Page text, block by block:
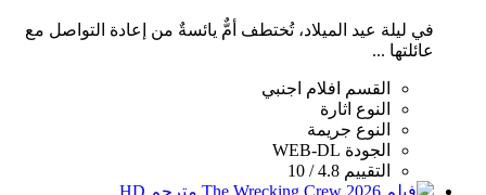
في ليلة عيد الميلاد، تُختطف أمٌّ يائسةٌ من إعادة التواصل مع
عائلتها ...
القسم
افلام اجنبي
النوع اثارة
النوع جريمة
الجودة WEB-DL
التقييم 4.8 / 10